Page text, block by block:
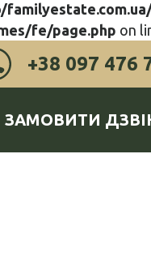
fe/page.php on
+38 097 476
ЗАМОВИТИ